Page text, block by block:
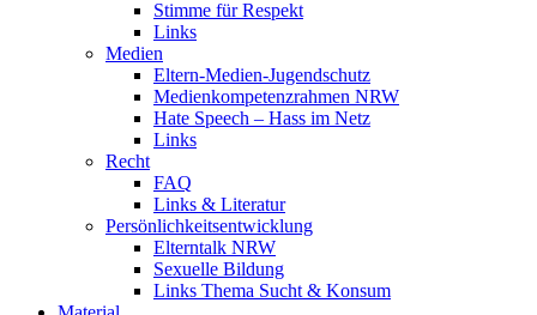
Stimme für Respekt
Links
Medien
Eltern-Medien-Jugendschutz
Medienkompetenzrahmen NRW
Hate Speech – Hass im Netz
Links
Recht
FAQ
Links & Literatur
Persönlichkeitsentwicklung
Elterntalk NRW
Sexuelle Bildung
Links Thema Sucht & Konsum